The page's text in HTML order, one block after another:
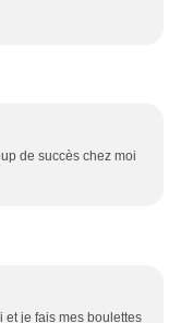
de succès chez moi
et je fais mes boulettes